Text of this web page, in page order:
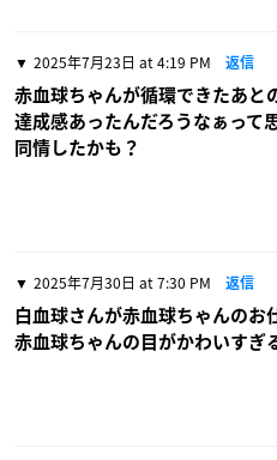
2025年7月23日 at 4:19 PM 返信
赤血球ちゃんが循環できたあと
達成感あったんだろうなぁって
同情したかも？
2025年7月30日 at 7:30 PM 返信
白血球さんが赤血球ちゃんのお
赤血球ちゃんの目がかわいすぎ